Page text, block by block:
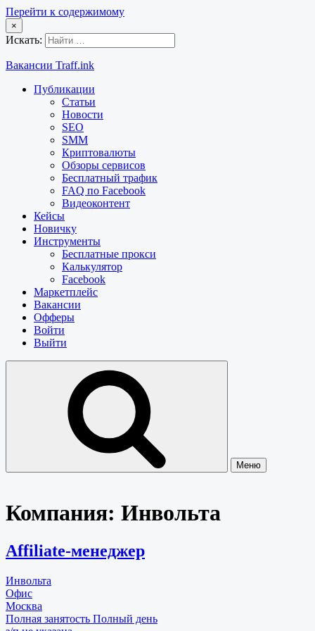
Перейти к содержимому
×
Искать:
Вакансии Traff.ink
Публикации
Статьи
Новости
SEO
SMM
Криптовалюты
Обзоры сервисов
Бесплатный трафик
FAQ по Facebook
Видеоконтент
Кейсы
Новичку
Инструменты
Бесплатные прокси
Калькулятор
Facebook
Маркетплейс
Вакансии
Офферы
Войти
Выйти
Меню
Компания: Инвольта
Affiliate-менеджер
Инвольта
Офис
Москва
Полная занятость Полный день